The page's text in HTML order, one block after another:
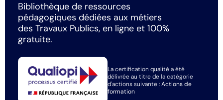
Bibliothèque de ressources
pédagogiques dédiées aux métiers
des Travaux Publics, en ligne et 100%
gratuite.
La certification qualité a été
délivrée au titre de la catégorie
d'actions suivante :Actions de
formation